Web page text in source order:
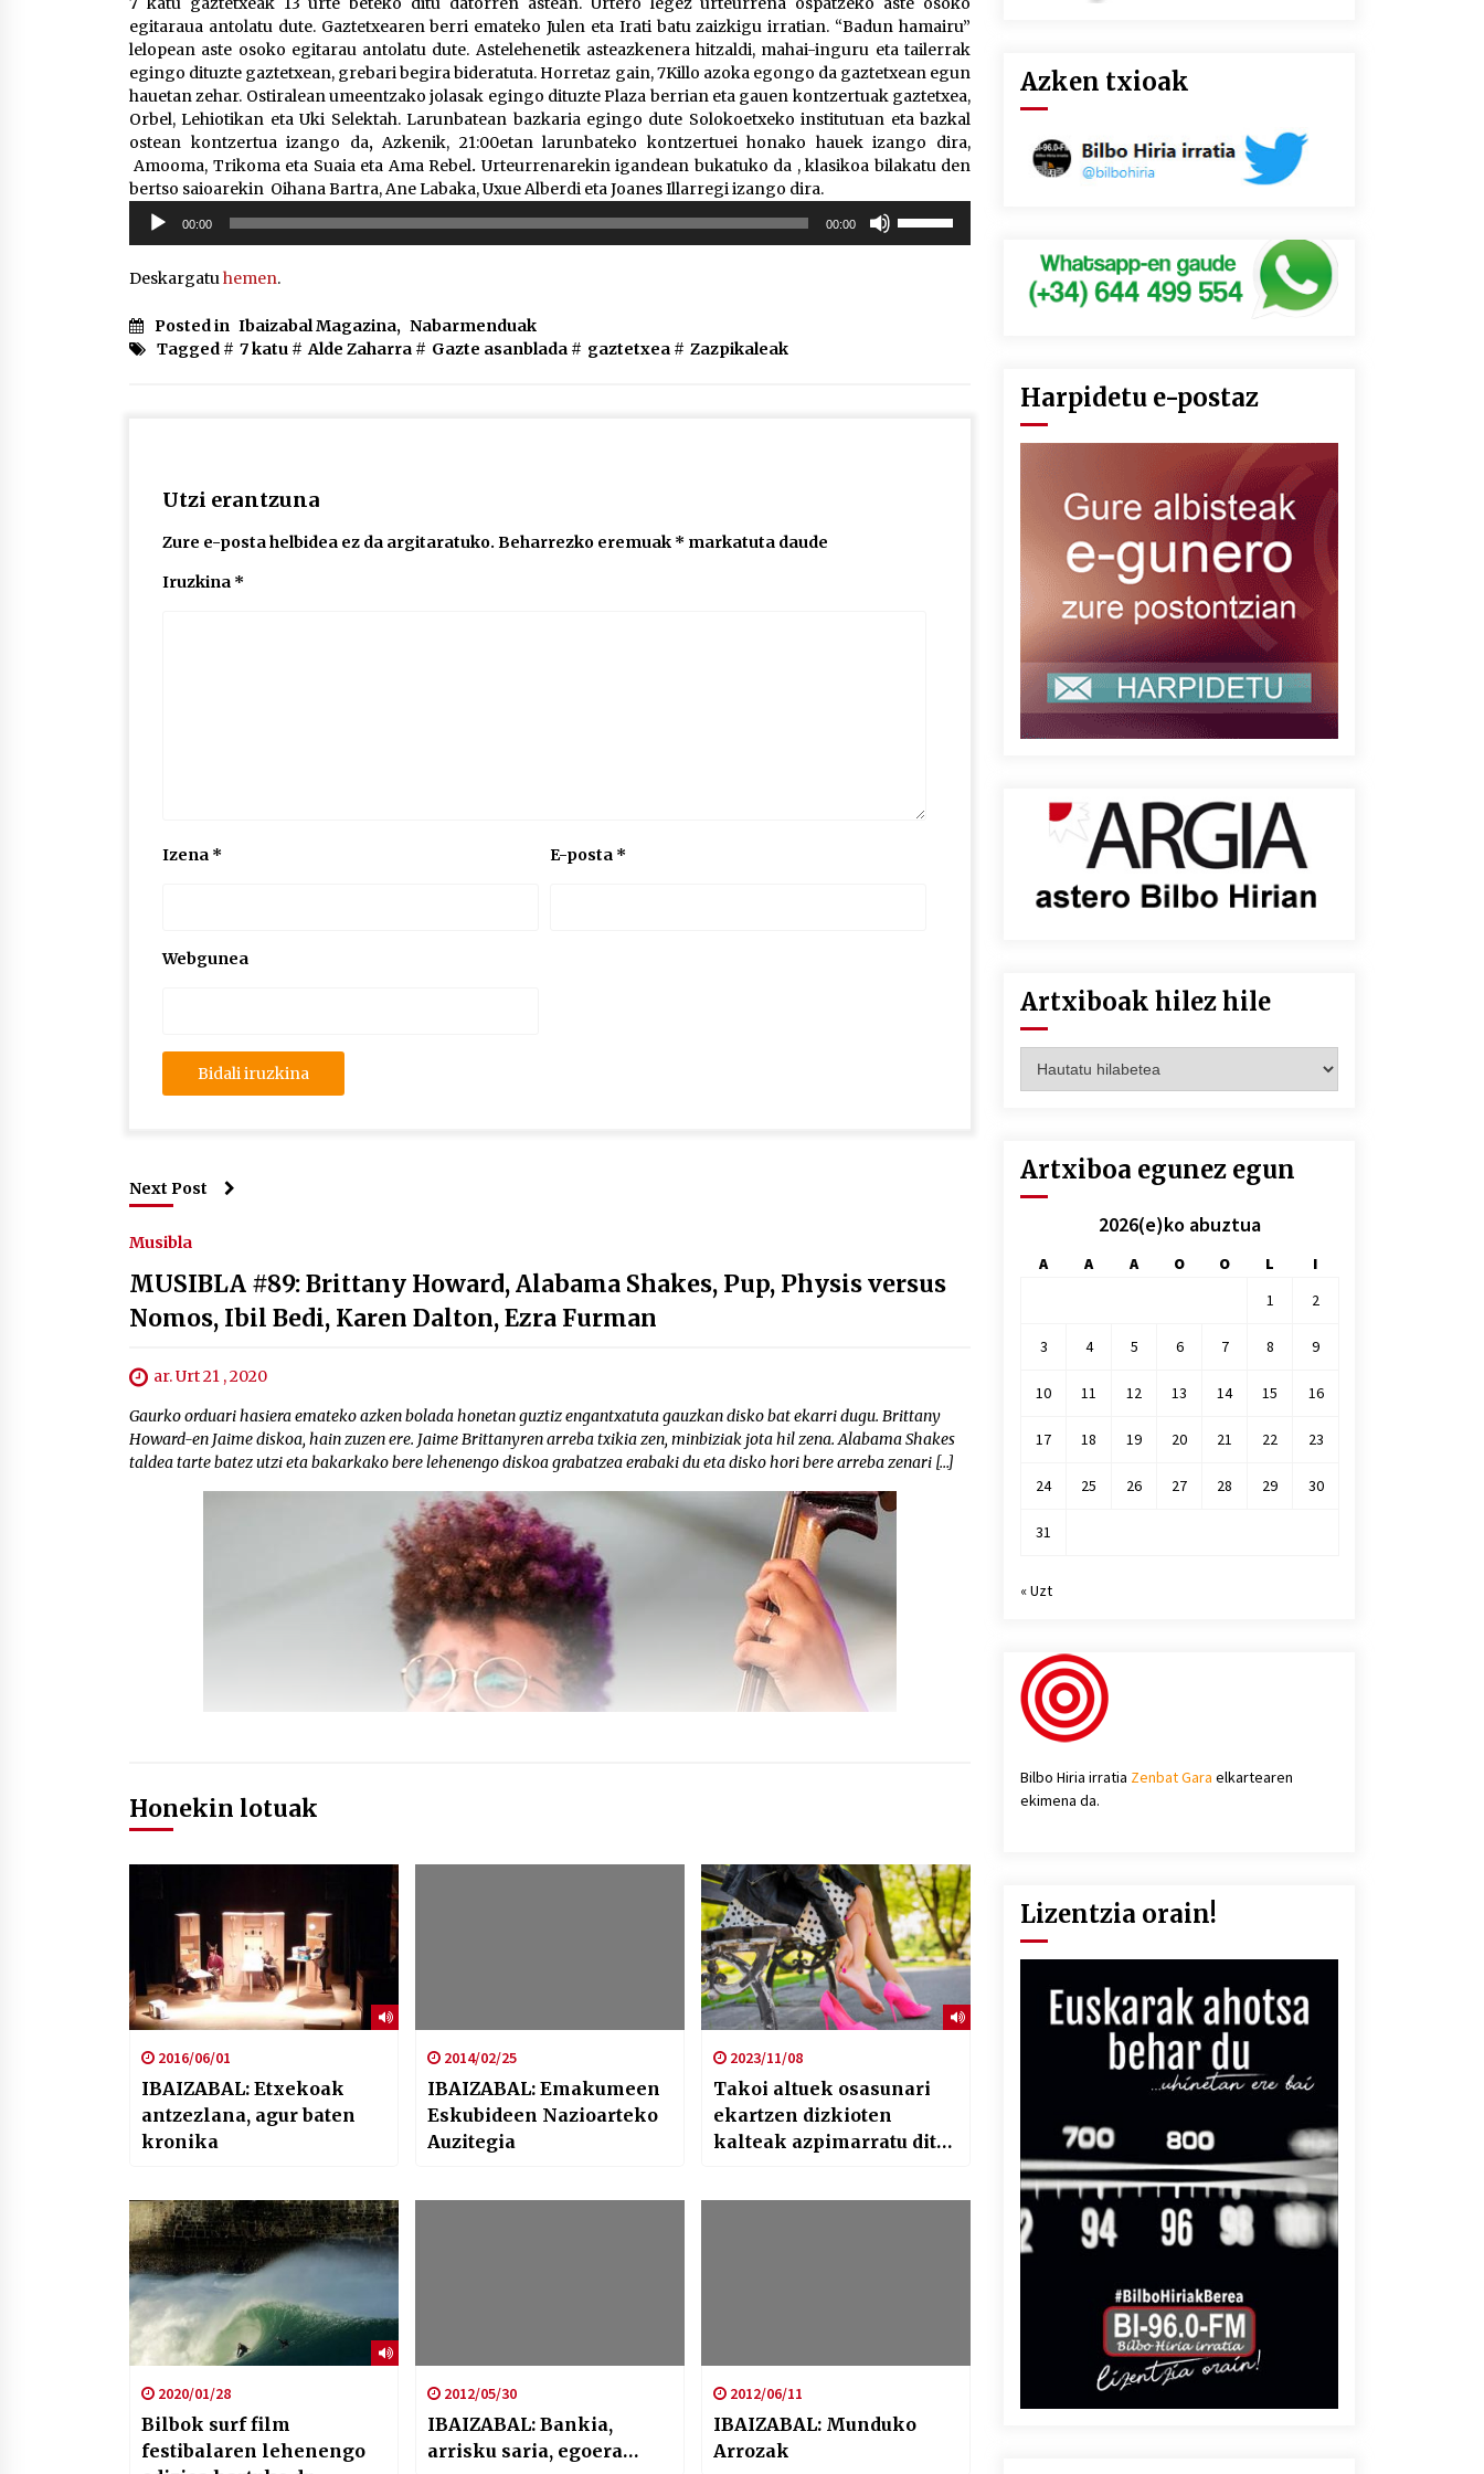
egitaraua antolatu dute. Gaztetxearen berri emateko Julen eta Irati batu zaizkigu irratian. “Badun hamairu”
lelopean aste osoko egitarau antolatu dute. Astelehenetik asteazkenera hitzaldi, mahai-inguru eta tailerrak
egingo dituzte gaztetxean, grebari begira bideratuta. Horretaz gain, 7Killo azoka egongo da gaztetxean egun
hauetan zehar. Ostiralean umeentzako jolasak egingo dituzte Plaza berrian eta gauen kontzertuak gaztetxea,
Orbel, Lehiotikan eta Uki Selektah. Larunbatean bazkaria egingo dute Solokoetxeko institutuan eta bazkal
ostean kontzertua izango da,Azkenik, 21:00etan larunbateko kontzertuei honako hauek izango dira,
Amooma, Trikoma eta Suaia eta Ama Rebel. Urteurrenarekin igandean bukatuko da , klasikoa bilakatu den
bertso saioarekin Oihana Bartra, Ane Labaka, Uxue Alberdi eta Joanes Illarregi izango dira.
Soinu
erreproduzigailua
00:00 00:00
Deskargatuhemen.
Posted in Ibaizabal Magazina, Nabarmenduak
Tagged # 7 katu # Alde Zaharra # Gazte asanblada # gaztetxea # Zazpikaleak
Utzi erantzuna
Zure e-posta helbidea ez da argitaratuko. Beharrezko eremuak * markatuta daude
Iruzkina *
Izena * E-posta *
Webgunea
Next Post
Musibla
MUSIBLA #89: Brittany Howard, Alabama Shakes, Pup, Physis versus
Nomos, Ibil Bedi, Karen Dalton, Ezra Furman
ar. Urt 21 , 2020
Gaurko orduari hasiera emateko azken bolada honetan guztiz engantxatuta gauzkan disko bat ekarri dugu. Brittany
Howard-en Jaime diskoa, hain zuzen ere. Jaime Brittanyren arreba txikia zen, minbiziak jota hil zena. Alabama Shakes
taldea tarte batez utzi eta bakarkako bere lehenengo diskoa grabatzea erabaki du eta disko hori bere arreba zenari […]
Honekin lotuak
2016/06/01
IBAIZABAL: Etxekoak
antzezlana, agur baten
kronika
2014/02/25
IBAIZABAL: Emakumeen
Eskubideen Nazioarteko
Auzitegia
2023/11/08
Takoi altuek osasunari
ekartzen dizkioten
kalteak azpimarratu ditu
2020/01/28
Bilbok surf film
festibalaren lehenengo
2012/05/30
IBAIZABAL: Bankia,
arrisku saria, egoera…
2012/06/11
IBAIZABAL: Munduko
Arrozak
Azken txioak
Harpidetu e-postaz
Artxiboak hilez hile
hilez
Artxiboa egunez egun
2026(e)ko abuztua
A A A O O L
I
1
2
3 4 5 6 7 8 9
10 11 12 13 14 15 16
17 18 19 20 21 22 23
24 25 26 27 28 29 30
31
« Uzt
Bilbo Hiria irratia Zenbat Gara elkartearen
ekimena da.
Lizentzia orain!